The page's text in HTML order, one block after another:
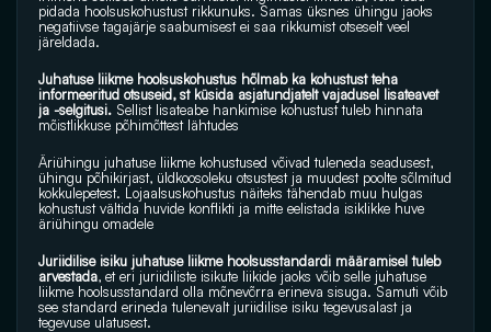
pidada hoolsuskohustust rikkunuks. Samas üksnes ühingu jaoks
negatiivse tagajärje saabumisest ei saa rikkumist otseselt veel
järeldada.
Juhatuse liikme hoolsuskohustus hõlmab ka kohustust teha
informeeritud otsuseid, st küsida asjatundjatelt vajadusel lisateavet
ja -selgitusi. Sellist lisateabe hankimise kohustust tuleb hinnata
mõistlikkuse põhimõttest lähtudes
Äriühingu juhatuse liikme kohustused võivad tuleneda seadusest,
ühingu põhikirjast, üldkoosoleku otsustest ja muudest poolte sõlmitud
kokkulepetest. Lojaalsuskohustus näiteks tähendab muu hulgas
kohustust vältida huvide konflikti ja mitte eelistada isiklikke huve
äriühingu omadele
Juriidilise isiku juhatuse liikme hoolsusstandardi määramisel tuleb
arvestada, et eri juriidiliste isikute liikide jaoks võib selle juhatuse
liikme hoolsusstandard olla mõnevõrra erineva sisuga. Samuti võib
see standard erineda tulenevalt juriidilise isiku tegevusalast ja
tegevuse ulatusest.